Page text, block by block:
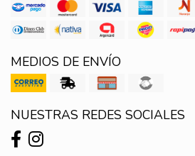
MEDIOS DE ENVÍO
NUESTRAS REDES SOCIALES